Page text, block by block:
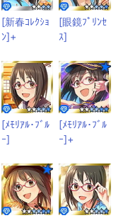
[新春ｺﾚｸｼｮ
ﾝ]+
[眼鏡ﾌﾟﾘﾝｾ
ｽ]
[ﾒﾓﾘｱﾙ･ﾌﾞﾙ
ｰ]
[ﾒﾓﾘｱﾙ･ﾌﾞﾙ
ｰ]+